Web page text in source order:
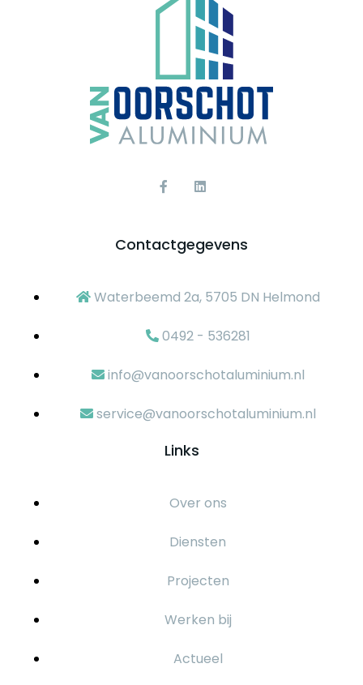
Contactgegevens
Waterbeemd 2a, 5705 DN Helmond
0492 - 536281
info@vanoorschotaluminium.nl
service@vanoorschotaluminium.nl
Links
Over ons
Diensten
Projecten
Werken bij
Actueel